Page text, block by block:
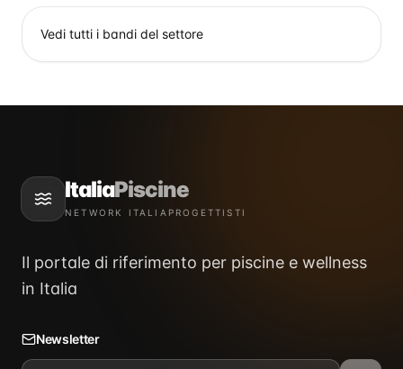
Vedi tutti i bandi del settore
ItaliaPiscine
NETWORK ITALIAPROGETTISTI
Il portale di riferimento per piscine e wellness
in Italia
Newsletter